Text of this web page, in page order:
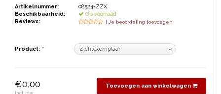
Artikelnummer:
08524-ZZX
Beschikbaarheid:
Op voorraad
Reviews:
| Je beoordeling toevoegen
Product: *
€0,00 Toevoegen aan winkelwagen